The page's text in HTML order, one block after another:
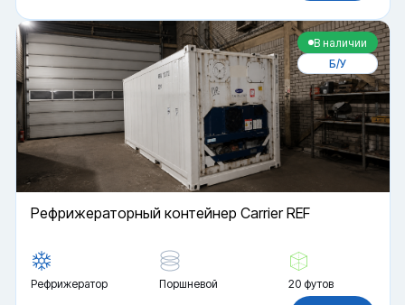
В наличии
Б/У
Рефрижераторный контейнер Carrier REF
Рефрижератор Поршневой 20 футов